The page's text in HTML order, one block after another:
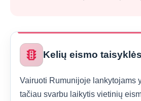
traffic Kelių eismo taisyklės
Vairuoti Rumunijoje lankytojams
tačiau svarbu laikytis vietinių